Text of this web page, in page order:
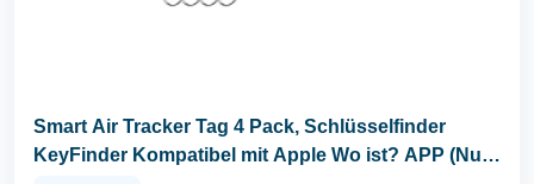
Smart Air Tracker Tag 4 Pack, Schlüsselfinder
KeyFinder Kompatibel mit Apple Wo ist? APP (Nur